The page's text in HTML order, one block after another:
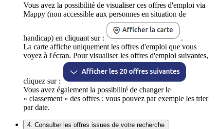
Vous avez la possibilité de visualiser ces offres d'emploi via
Mappy (non accessible aux personnes en situation de
handicap) en cliquant sur :
.
La carte affiche uniquement les offres d'emploi que vous
voyez à l'écran. Pour visualiser les offres d'emploi suivantes,
cliquez sur :
Vous avez également la possibilité de changer le
« classement » des offres : vous pouvez par exemple les trier
par date.
4. Consulter les offres issues de votre recherche